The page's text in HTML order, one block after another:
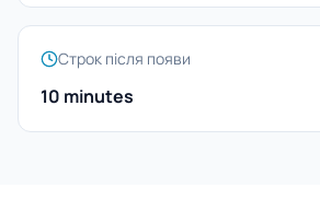
Строк після появи
10 minutes